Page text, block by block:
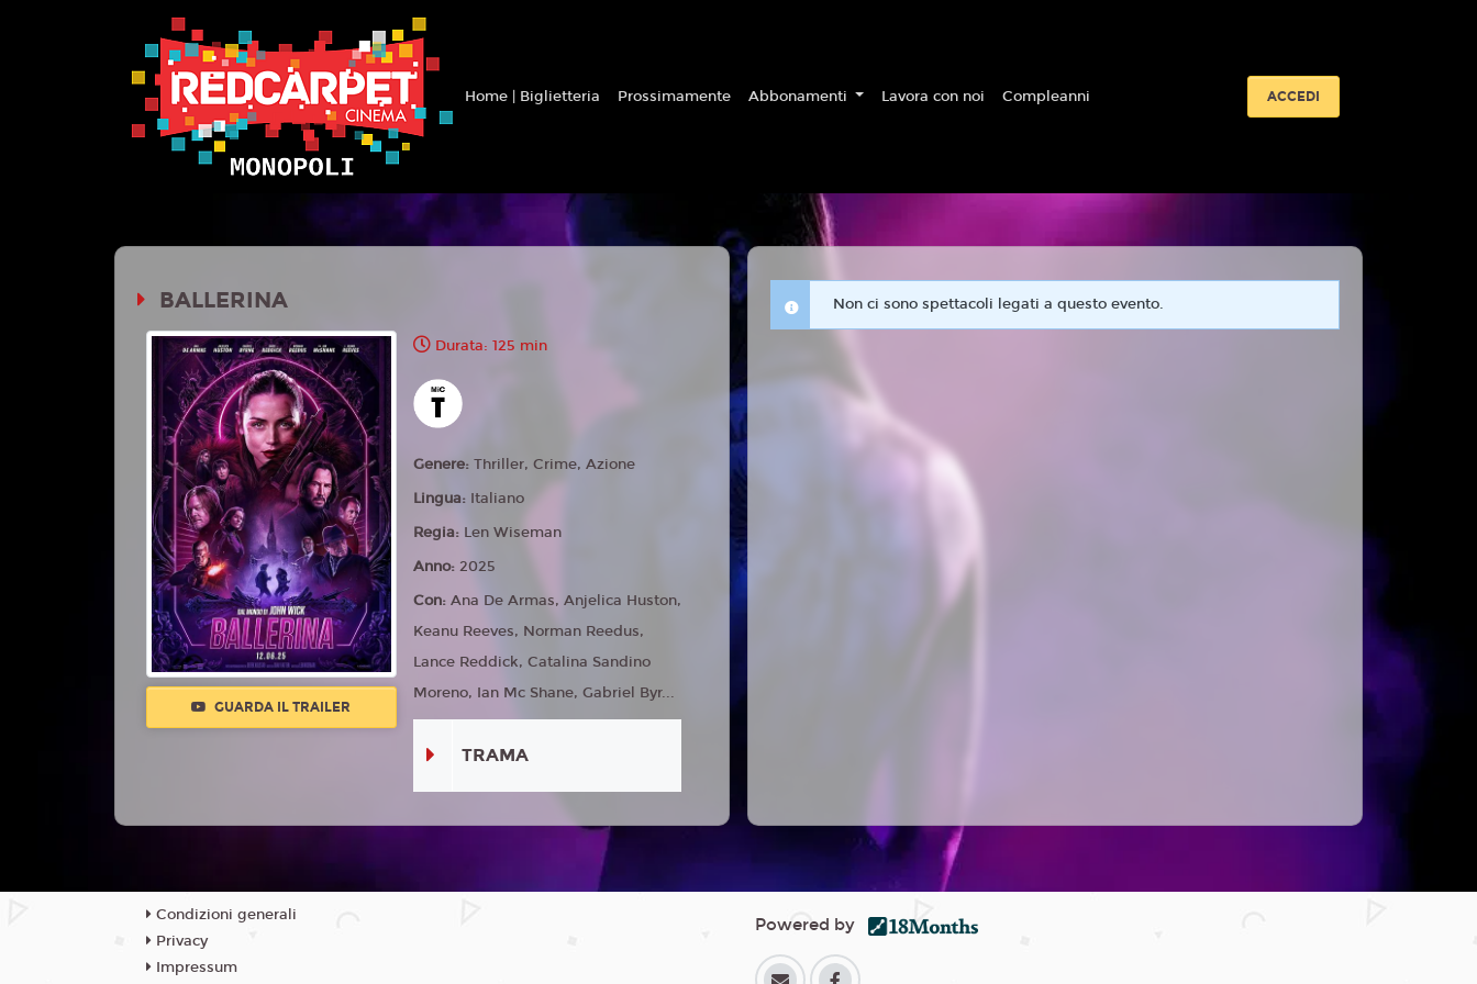
Home | Biglietteria Prossimamente Abbonamenti Lavora con noi Compleanni ACCEDI
BALLERINA
GUARDA IL TRAILER
Durata: 125 min
Genere:Thriller, Crime, Azione
Lingua: Italiano
Regia: Len Wiseman
Anno:2025
Con:Ana De Armas, Anjelica Huston,
Keanu Reeves, Norman Reedus,
Lance Reddick, Catalina Sandino
Moreno, Ian Mc Shane, Gabriel Byr...
TRAMA
Non ci sono spettacoli legati a questo evento.
Condizioni generali
Privacy
Impressum
Powered by